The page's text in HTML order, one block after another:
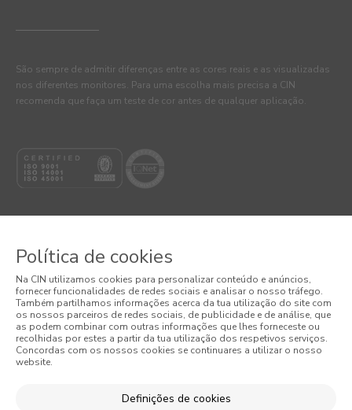
São sempre de admitir diferenças entre as cores reais e as visualizadas
nos diferentes monitores. Para uma escolha mais precisa a CIN
recomenda que faça um teste de cor antes de qualquer aplicação.
Termos e Condições
Política de Privacidade
Política de Cookies
Condições Gerais de Venda
Política de cookies
Na CIN utilizamos cookies para personalizar conteúdo e anúncios,
fornecer funcionalidades de redes sociais e analisar o nosso tráfego.
Também partilhamos informações acerca da tua utilização do site com
os nossos parceiros de redes sociais, de publicidade e de análise, que
as podem combinar com outras informações que lhes forneceste ou
recolhidas por estes a partir da tua utilização dos respetivos serviços.
Concordas com os nossos cookies se continuares a utilizar o nosso
website.
Definições de cookies